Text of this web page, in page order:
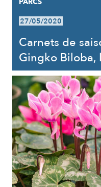
27/05/2020
Carnets de
Gingko Biloba,